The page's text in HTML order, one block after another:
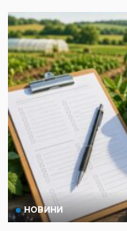
НОВИНИ